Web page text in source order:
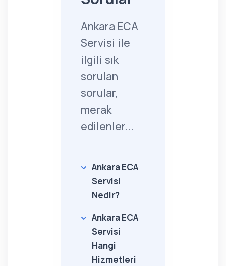
Ankara ECA
Servisi ile
ilgili sık
sorulan
sorular,
merak
edilenler...
Ankara ECA
Servisi
Nedir?
Ankara ECA
Servisi
Hangi
Hizmetleri